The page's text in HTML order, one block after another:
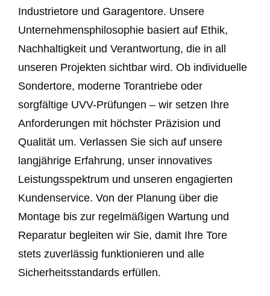
Industrietore und Garagentore. Unsere
Unternehmensphilosophie basiert auf Ethik,
Nachhaltigkeit und Verantwortung, die in all
unseren Projekten sichtbar wird. Ob individuelle
Sondertore, moderne Torantriebe oder
sorgfältige UVV-Prüfungen – wir setzen Ihre
Anforderungen mit höchster Präzision und
Qualität um. Verlassen Sie sich auf unsere
langjährige Erfahrung, unser innovatives
Leistungsspektrum und unseren engagierten
Kundenservice. Von der Planung über die
Montage bis zur regelmäßigen Wartung und
Reparatur begleiten wir Sie, damit Ihre Tore
stets zuverlässig funktionieren und alle
Sicherheitsstandards erfüllen.